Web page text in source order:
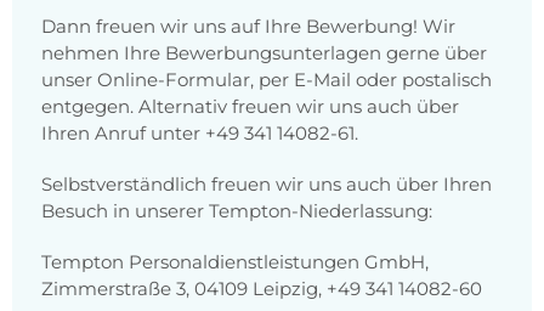
Dann freuen wir uns auf Ihre Bewerbung! Wir
nehmen Ihre Bewerbungsunterlagen gerne über
unser Online-Formular, per E-Mail oder postalisch
entgegen. Alternativ freuen wir uns auch über
Ihren Anruf unter +49 341 14082-61.
Selbstverständlich freuen wir uns auch über Ihren
Besuch in unserer Tempton-Niederlassung:
Tempton Personaldienstleistungen GmbH,
Zimmerstraße 3, 04109 Leipzig, +49 341 14082-60